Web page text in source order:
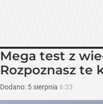
Mega test z
Rozpoznasz te
Dodano: 5 sierpnia 6:33